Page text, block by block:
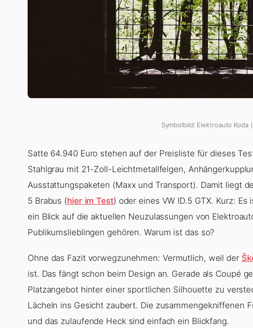
Symbolbild: Elektroauto Koda
Satte 64.940 Euro stehen auf der Preisliste für dieses
Stahlgrau mit 21-Zoll-Leichtmetallfelgen,
Ausstattungspaketen (Maxx und Transport). Damit liegt
5 Brabus (hier im Test) oder eines VW ID.5 GTX. Kurz:
ein Blick auf die aktuellen Neuzulassungen von
Publikumslieblingen gehören. Warum ist das so?
Ohne das Fazit vorwegzunehmen: Vermutlich, weil der
ist. Das fängt schon beim Design an. Gerade als Coupé
Platzangebot hinter einer sportlichen Silhouette zu
Lächeln ins Gesicht zaubert. Die zusammengekniffenen
und das zulaufende Heck sind einfach ein Blickfang.